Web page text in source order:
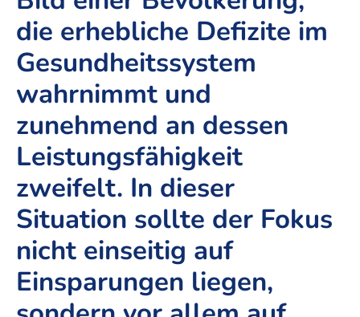
die erhebliche Defizite im
Gesundheitssystem
wahrnimmt und
zunehmend an dessen
Leistungsfähigkeit
zweifelt. In dieser
Situation sollte der Fokus
nicht einseitig auf
Einsparungen liegen,